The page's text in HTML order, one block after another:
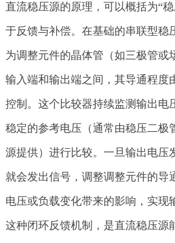
直流稳压源的原理，可以概括为“
于反馈与补偿。在基础的串联型稳
为调整元件的晶体管（如三极管或
输入端和输出端之间，其导通程度
控制。这个比较器持续监测输出电
稳定的参考电压（通常由稳压二极
源提供）进行比较。一旦输出电压
就会发出信号，调整调整元件的导
电压或负载变化带来的影响，实现
这种闭环反馈机制，是直流稳压源